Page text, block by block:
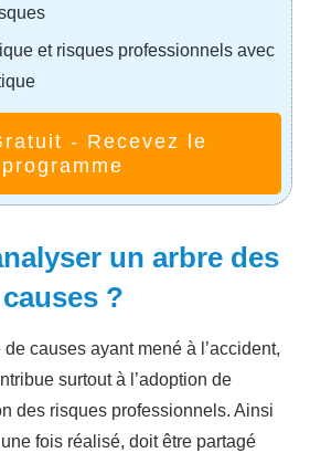
et risques professionnels avec
- Recevez le
programme
un arbre des
causes ?
causes ayant mené à l’accident,
surtout à l’adoption de
des risques professionnels. Ainsi
fois réalisé, doit être partagé